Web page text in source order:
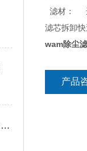
什么是除尘滤芯的静电吸引和筛分效应
滤材：
滤芯拆卸
wam除尘
产品